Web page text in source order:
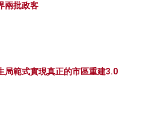
兩批政客
局範式實現真正的市區重建3.0